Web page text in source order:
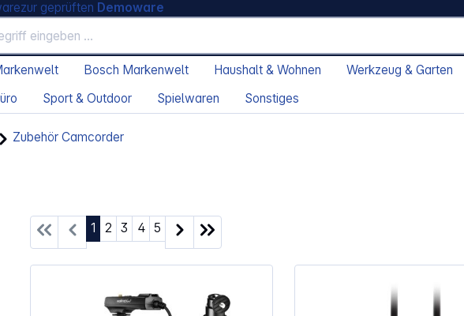
zur geprüften Demoware
Bosch Markenwelt Haushalt & Wohnen Werkzeug & Garten
Sport & Outdoor Spielwaren Sonstiges
Zubehör Camcorder
Seite
1 Seite
2 Seite
3 Seite
4 Seite
5